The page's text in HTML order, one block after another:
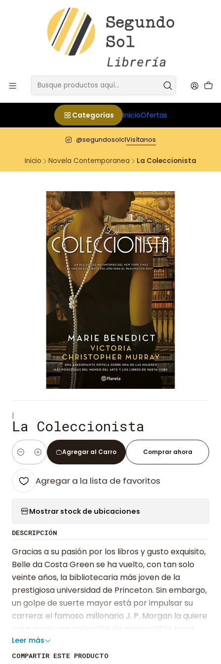
Categorías InicioOfertas
@segundosolclVisítanos
Inicio Novela Contemporanea La Coleccionista
|
La Coleccionista
Cantidad
Agregar al Carro Comprar ahora
Agregar a la lista de favoritos
Mostrar stock de ubicaciones
DESCRIPCIÓN
Gracias a su pasión por los libros y gusto exquisito,
Belle da Costa Green se ha vuelto, con tan solo
veinte años, la bibliotecaria más joven de la
prestigiosa universidad de Princeton. Sin embargo,
un golpe de suerte mayor está por impulsar su
carrera: el famoso millonario J. P. Morgan la quiere
para curar una colección de manuscritos raros,
libros y obras de arte que compondrán el corazón
de su biblioteca personal. Así, muy pronto, Belle se
Leer más
COMPARTIR ESTE PRODUCTO